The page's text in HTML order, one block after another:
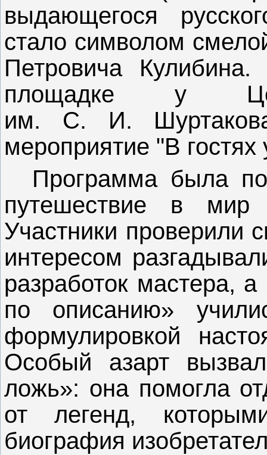
выдающегося
стало символом
Петровича
площадке у
им. С. И. Шуртакова
мероприятие "В гостях
Программа была
путешествие в мир
Участники проверили
интересом
разработок мастера,
по описанию»
формулировкой
Особый азарт
ложь»: она помогла
от легенд,
биография